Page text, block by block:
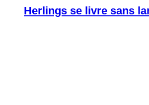
Herlings se livre sans